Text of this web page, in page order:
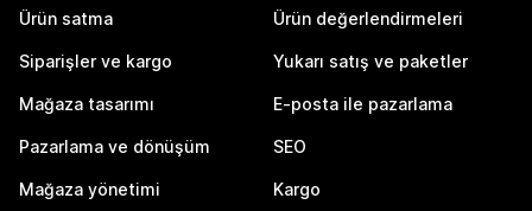
Ürün satma
Siparişler ve kargo
Mağaza tasarımı
Pazarlama ve dönüşüm
Mağaza yönetimi
Ürün değerlendirmeleri
Yukarı satış ve paketler
E-posta ile pazarlama
SEO
Kargo